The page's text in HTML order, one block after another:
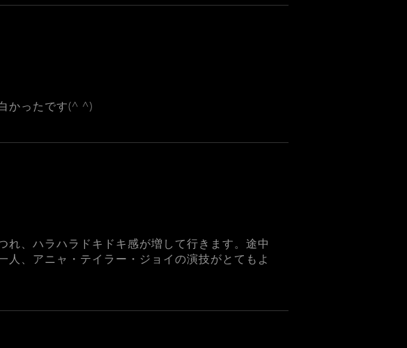
かったです(^ ^)
、ハラハラドキドキ感が増して行きます。途中
、アニャ・テイラー・ジョイの演技がとてもよ